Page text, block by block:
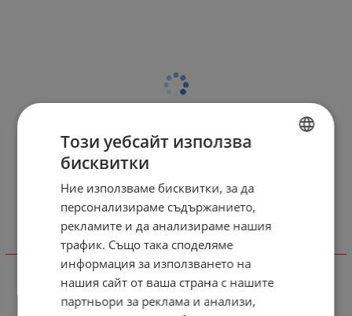
Виж още
Този уебсайт използва
бисквитки
Ние използваме бисквитки, за да
персонализираме съдържанието,
рекламите и да анализираме нашия
трафик. Също така споделяме
информация за използването на
нашия сайт от ваша страна с нашите
партньори за реклама и анализи,